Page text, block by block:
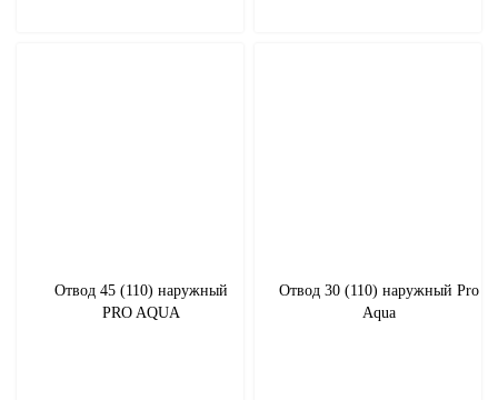
Отвод 45 (110) наружный
PRO AQUA
Отвод 30 (110) наружный Pro
Aqua